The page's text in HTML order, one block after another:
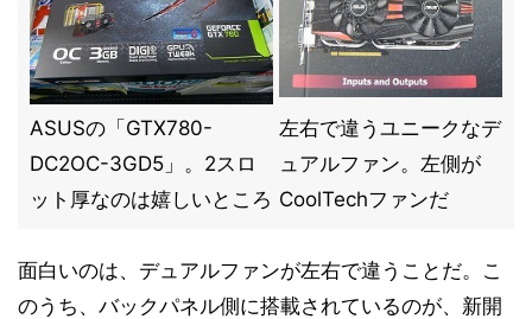
ASUSの「GTX780-
DC2OC-3GD5」。2スロ
ット厚なのは嬉しいところ
左右で違うユニークなデ
ュアルファン。左側が
CoolTechファンだ
面白いのは、デュアルファンが左右で違うことだ。こ
のうち、バックパネル側に搭載されているのが、新開